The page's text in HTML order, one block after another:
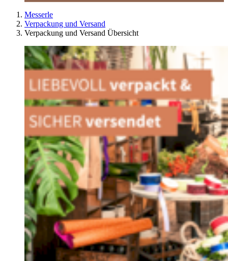
Messerle
Verpackung und Versand
Verpackung und Versand Übersicht